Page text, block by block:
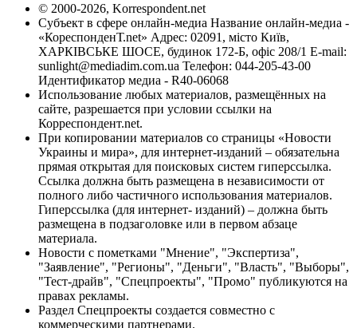
© 2000-2026, Korrespondent.net
Субъект в сфере онлайн-медиа Название онлайн-медиа -
«КореспонденТ.net» Адрес: 02091, місто Київ,
ХАРКІВСЬКЕ ШОСЕ, будинок 172-Б, офіс 208/1 E-mail:
sunlight@mediadim.com.ua Телефон: 044-205-43-00
Идентификатор медиа - R40-06068
Использование любых материалов, размещённых на
сайте, разрешается при условии ссылки на
Корреспондент.net.
При копировании материалов со страницы «Новости
Украины и мира», для интернет-изданий – обязательна
прямая открытая для поисковых систем гиперссылка.
Ссылка должна быть размещена в независимости от
полного либо частичного использования материалов.
Гиперссылка (для интернет- изданий) – должна быть
размещена в подзаголовке или в первом абзаце
материала.
Новости с пометками "Мнение", "Экспертиза",
"Заявление", "Регионы", "Деньги", "Власть", "Выборы",
"Тест-драйв", "Спецпроекты", "Промо" публикуются на
правах рекламы.
Раздел Спецпроекты создается совместно с
коммерческими партнерами.